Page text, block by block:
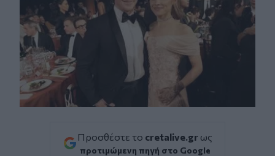
Προσθέστε το cretalive.gr ως
προτιμώμενη πηγή στο Google